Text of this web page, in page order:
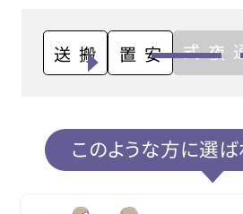
搬送 安置 通夜式
このような方に選